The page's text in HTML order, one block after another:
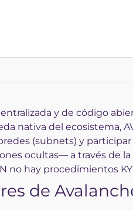
y de código
nativa del ecosistema,
(subnets) y
ocultas— a través de
no hay procedimientos
de